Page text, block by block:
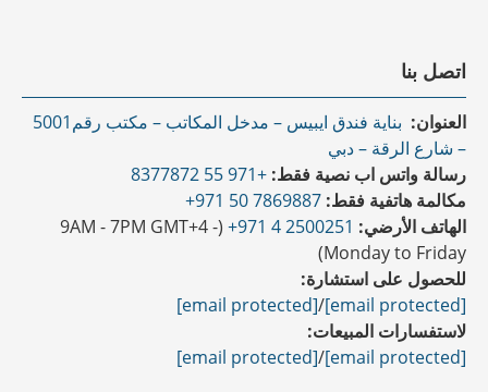
اتصل بنا
العنوان:
بناية فندق ايبيس – مدخل المكاتب – مكتب رقم5001
– شارع الرقة – دبي
رسالة واتس اب نصية فقط: +971 55 8377872
مكالمة هاتفية فقط: 7869887 50 971+
الهاتف الأرضي: 2500251 4 971+
(9AM - 7PM GMT+4 -
Monday to Friday)
للحصول على استشارة:
[email protected]
/
[email protected]
لاستفسارات المبيعات:
[email protected]
/
[email protected]